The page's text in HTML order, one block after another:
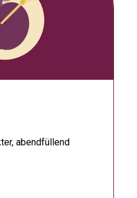
abendfüllend